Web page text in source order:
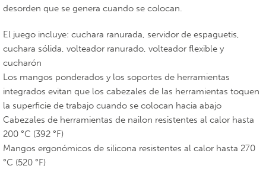
desorden que se genera cuando se colocan.
El juego incluye: cuchara ranurada, servidor de espaguetis,
cuchara sólida, volteador ranurado, volteador flexible y
cucharón
Los mangos ponderados y los soportes de herramientas
integrados evitan que los cabezales de las herramientas toquen
la superficie de trabajo cuando se colocan hacia abajo
Cabezales de herramientas de nailon resistentes al calor hasta
200 °C (392 °F)
Mangos ergonómicos de silicona resistentes al calor hasta 270
°C (520 °F)